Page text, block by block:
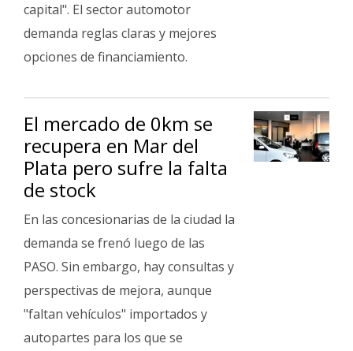
capital". El sector automotor
demanda reglas claras y mejores
opciones de financiamiento.
El mercado de 0km se
recupera en Mar del
Plata pero sufre la falta
de stock
En las concesionarias de la ciudad la
demanda se frenó luego de las
PASO. Sin embargo, hay consultas y
perspectivas de mejora, aunque
"faltan vehículos" importados y
autopartes para los que se